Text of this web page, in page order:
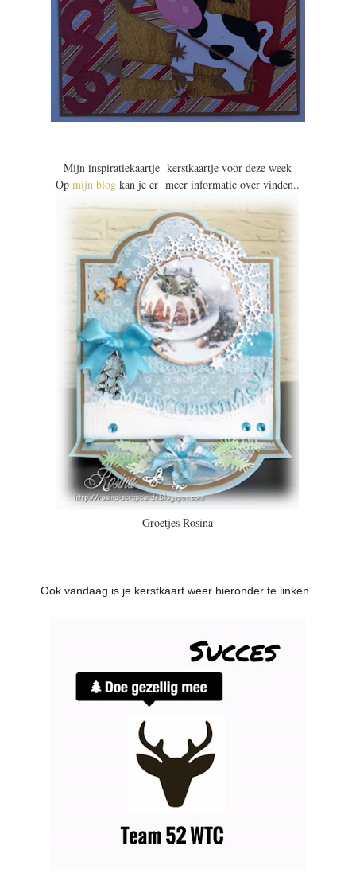
Mijn inspiratiekaartje kerstkaartje voor deze week
Opmijn blogkan je er meer informatie over vinden..
Groetjes Rosina
Ook vandaag is je kerstkaart weer hieronder te linken.